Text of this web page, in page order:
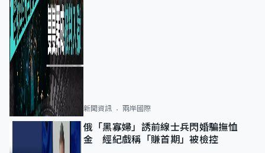
新聞資訊 兩岸國際
俄「黑寡婦」誘前線士兵閃婚騙撫恤
金 經紀戲稱「賺首期」被檢控